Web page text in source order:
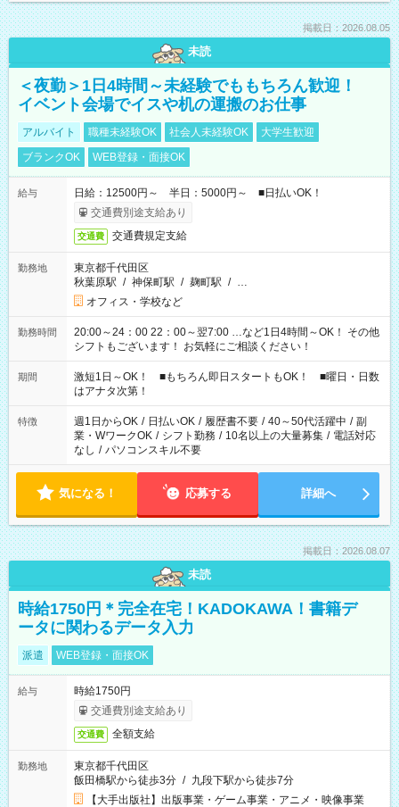
掲載日：2026.08.05
未読
＜夜勤＞1日4時間～未経験でももちろん歓迎！
イベント会場でイスや机の運搬のお仕事
アルバイト 職種未経験OK 社会人未経験OK
大学生歓迎
ブランクOK
WEB登録・面接OK
給与
日給：12500円～ 半日：5000円～ ■日払いOK！
交通費別途支給あり
交通費 交通費規定支給
勤務地
東京都千代田区
秋葉原駅 / 神保町駅 / 麹町駅 / …
オフィス・学校など
勤務時間
20:00～24：00 22：00～翌7:00 …など1日4時間～OK！ その他
シフトもございます！ お気軽にご相談ください！
期間
激短1日～OK！ ■もちろん即日スタートもOK！ ■曜日・日数
はアナタ次第！
特徴 週1日からOK / 日払いOK / 履歴書不要 / 40～50代活躍中 / 副
業・WワークOK / シフト勤務 / 10名以上の大量募集 / 電話対応
なし / パソコンスキル不要
気になる！ 応募する 詳細へ
掲載日：2026.08.07
未読
時給1750円＊完全在宅！KADOKAWA！書籍デ
ータに関わるデータ入力
派遣 WEB登録・面接OK
給与
時給1750円
交通費別途支給あり
交通費 全額支給
勤務地
東京都千代田区
飯田橋駅から徒歩3分 / 九段下駅から徒歩7分
【大手出版社】出版事業・ゲーム事業・アニメ・映像事業